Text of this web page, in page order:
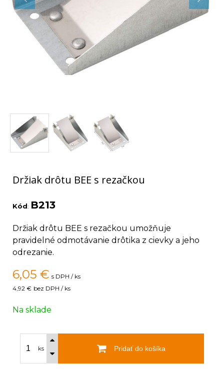
Držiak drôtu BEE s rezačkou
Kód: B213
Držiak drôtu BEE s rezačkou umožňuje
pravidelné odmotávanie drôtika z cievky a jeho
odrezanie.
6,05 € s DPH / ks
4,92 € bez DPH / ks
Na sklade
ks Pridať do košíka